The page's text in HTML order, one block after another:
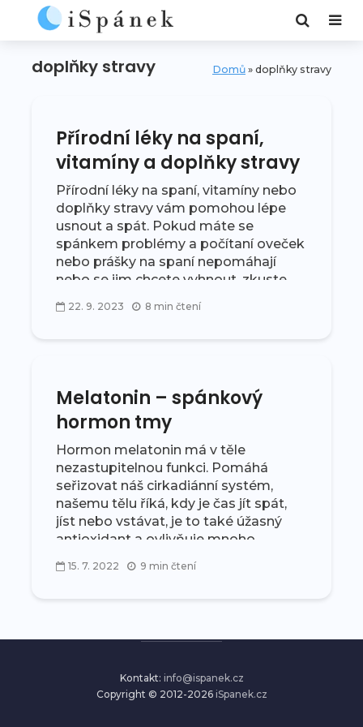
doplňky stravy Domů » doplňky stravy
Přírodní léky na spaní,
vitamíny a doplňky stravy
Přírodní léky na spaní, vitamíny nebo
doplňky stravy vám pomohou lépe
usnout a spát. Pokud máte se
spánkem problémy a počítaní oveček
nebo prášky na spaní nepomáhají
nebo se jim chcete vyhnout, zkuste
22. 9. 2023 8 min čtení
Melatonin – spánkový
hormon tmy
Hormon melatonin má v těle
nezastupitelnou funkci. Pomáhá
seřizovat náš cirkadiánní systém,
našemu tělu říká, kdy je čas jít spát,
jíst nebo vstávat, je to také úžasný
antioxidant a ovlivňuje mnoho
15. 7. 2022 9 min čtení
Kontakt: info@ispanek.cz
Copyright © 2012-2026 iSpanek.cz